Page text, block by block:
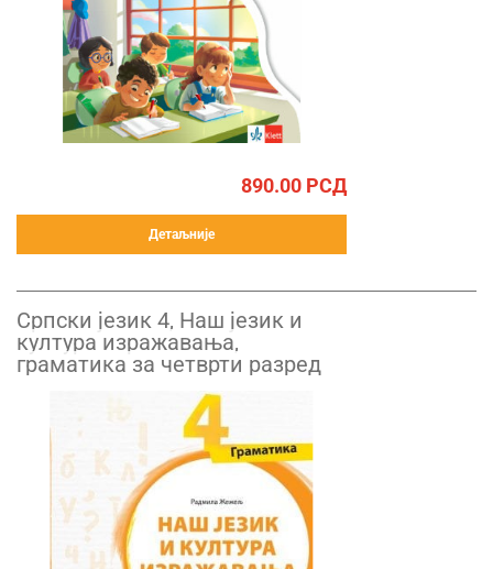
890.00 РСД
Детаљније
Српски језик 4, Наш језик и
култура изражавања,
граматика за четврти разред